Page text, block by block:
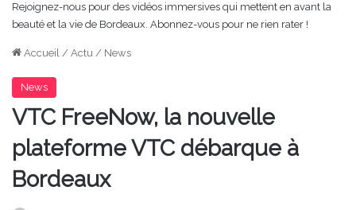
Rejoignez-nous pour des vidéos immersives qui mettent en avant la
beauté et la vie de Bordeaux. Abonnez-vous pour ne rien rater !
Accueil / Actu / News
News
VTC FreeNow, la nouvelle
plateforme VTC débarque à
Bordeaux